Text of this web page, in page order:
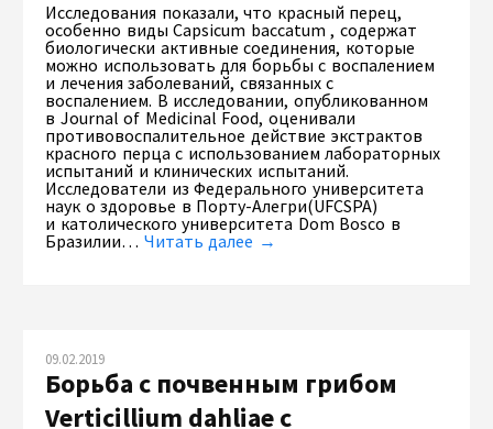
Исследования показали, что красный перец,
особенно виды Capsicum baccatum , содержат
биологически активные соединения, которые
можно использовать для борьбы с воспалением
и лечения заболеваний, связанных с
воспалением. В исследовании, опубликованном
в Journal of Medicinal Food, оценивали
противовоспалительное действие экстрактов
красного перца с использованием лабораторных
испытаний и клинических испытаний.
Исследователи из Федерального университета
наук о здоровье в Порту-Алегри(UFCSPA)
и католического университета Dom Bosco в
Бразилии… Читать далее →
09.02.2019
Борьба с почвенным грибом
Verticillium dahliae с